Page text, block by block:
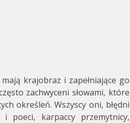
krajobraz i zapełniające go
zachwyceni słowami, które
określeń. Wszyscy oni, błędni
poeci, karpaccy przemytnicy,